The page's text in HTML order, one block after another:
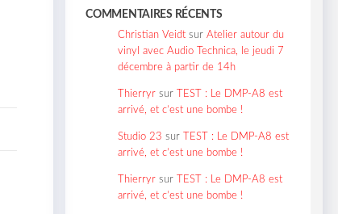
COMMENTAIRES RÉCENTS
Christian Veidt surAtelier autour du
vinyl avec Audio Technica, le jeudi 7
décembre à partir de 14h
Thierryr sur
TEST : Le DMP-A8 est
arrivé, et c’est une bombe !
Studio 23 sur
TEST : Le DMP-A8 est
arrivé, et c’est une bombe !
Thierryr sur
TEST : Le DMP-A8 est
arrivé, et c’est une bombe !